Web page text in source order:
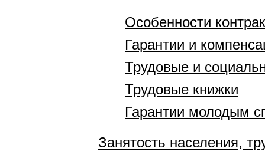
Особенности
Гарантии и
Трудовые и
Трудовые книжки
Гарантии молодым
Занятость населения,